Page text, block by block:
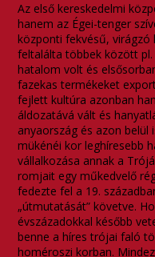
Az első kereskedelmi
hanem az Égei-tenger
központi fekvésű, virágzó
feltalálta többek között
hatalom volt és
fazekas termékeket
fejlett kultúra azonban
áldozatává vált és
anyaország és azon belül
mükénéi kor leghíresebb
vállalkozása annak a
romjait egy műkedvelő
fedezte fel a 19.
„útmutatását” követve.
évszázadokkal később
benne a híres trójai faló
homéroszi korban.